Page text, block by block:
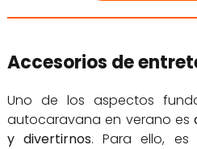
Accesorios de
Uno de los aspectos
autocaravana en verano es
y divertirnos. Para ello,